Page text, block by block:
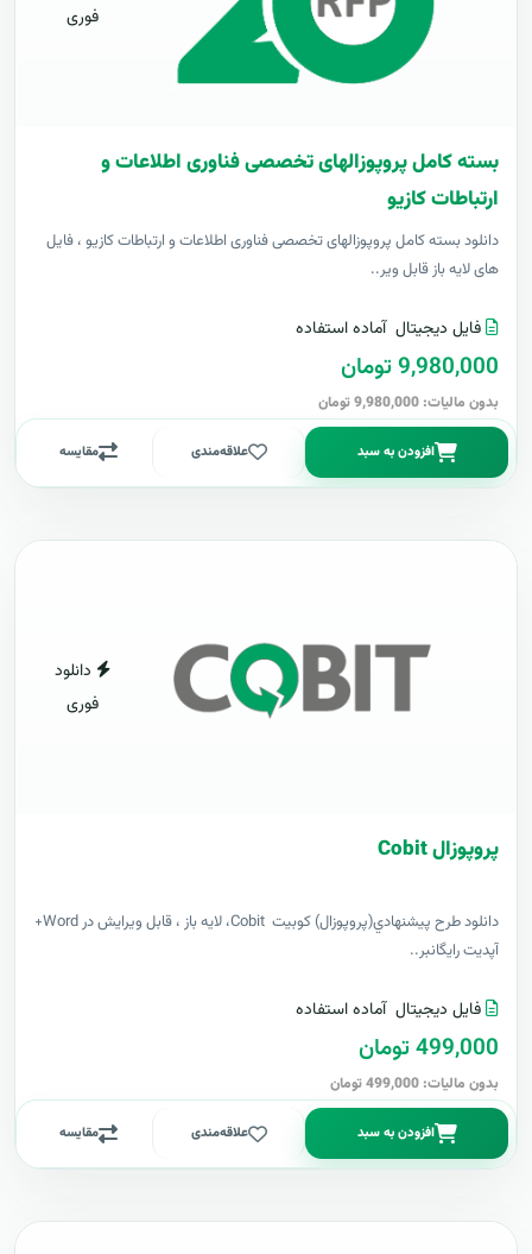
فوری
بسته کامل پروپوزالهای تخصصی فناوری اطلاعات و
ارتباطات کازیو
دانلود بسته کامل پروپوزالهای تخصصی فناوری اطلاعات و ارتباطات کازیو ، فایل
های لایه باز قابل ویر..
فایل دیجیتال آماده استفاده
9,980,000 تومان
بدون مالیات: 9,980,000 تومان
افزودن به سبد علاقه‌مندی مقایسه
دانلود
فوری
پروپوزال Cobit
دانلود طرح پيشنهادي(پروپوزال) کوبیت Cobit، لایه باز ، قابل ویرایش در Word+
آپدیت رایگانبر..
فایل دیجیتال آماده استفاده
499,000 تومان
بدون مالیات: 499,000 تومان
افزودن به سبد علاقه‌مندی مقایسه